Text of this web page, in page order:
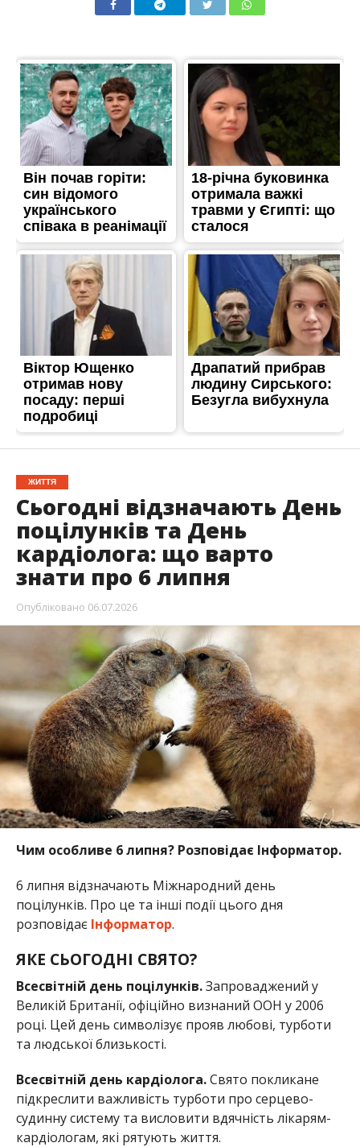
ЖИТТЯ
Сьогодні відзначають День
поцілунків та День
кардіолога: що варто
знати про 6 липня
Опубліковано 06.07.2026
Чим особливе 6 липня? Розповідає Інформатор.
6 липня відзначають Міжнародний день
поцілунків. Про це та інші події цього дня
розповідає Інформатор.
ЯКЕ СЬОГОДНІ СВЯТО?
Всесвітній день поцілунків.Запроваджений у
Великій Британії, офіційно визнаний ООН у 2006
році. Цей день символізує прояв любові, турботи
та людської близькості.
Всесвітній день кардіолога.Свято покликане
підкреслити важливість турботи про серцево-
судинну систему та висловити вдячність лікарям-
кардіологам, які рятують життя.